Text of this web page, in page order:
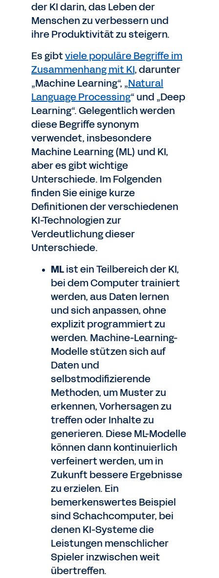
der KI darin, das Leben der
Menschen zu verbessern und
ihre Produktivität zu steigern.
Es gibtviele populäre Begriffe im
Zusammenhang mit KI, darunter
„Machine Learning“, „Natural
Language Processing“ und „Deep
Learning“. Gelegentlich werden
diese Begriffe synonym
verwendet, insbesondere
Machine Learning (ML) und KI,
aber es gibt wichtige
Unterschiede. Im Folgenden
finden Sie einige kurze
Definitionen der verschiedenen
KI-Technologien zur
Verdeutlichung dieser
Unterschiede.
MList ein Teilbereich der KI,
bei dem Computer trainiert
werden, aus Daten lernen
und sich anpassen, ohne
explizit programmiert zu
werden. Machine-Learning-
Modelle stützen sich auf
Daten und
selbstmodifizierende
Methoden, um Muster zu
erkennen, Vorhersagen zu
treffen oder Inhalte zu
generieren. Diese ML-Modelle
können dann kontinuierlich
verfeinert werden, um in
Zukunft bessere Ergebnisse
zu erzielen. Ein
bemerkenswertes Beispiel
sind Schachcomputer, bei
denen KI-Systeme die
Leistungen menschlicher
Spieler inzwischen weit
übertreffen.